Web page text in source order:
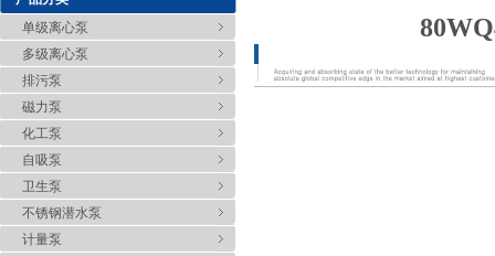
单级离心泵
多级离心泵
排污泵
磁力泵
化工泵
自吸泵
卫生泵
不锈钢潜水泵
计量泵